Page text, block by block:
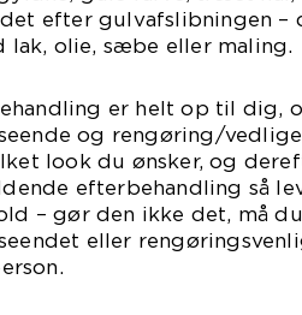
efter gulvafslibningen –
olie, sæbe eller maling.
er helt op til dig,
og rengøring/
look du ønsker, og
efterbehandling så
– gør den ikke det, må
eller